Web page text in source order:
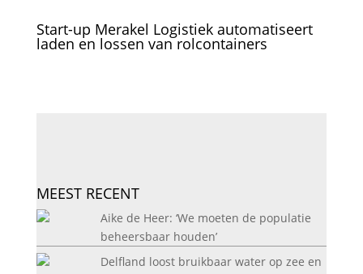
Start-up Merakel Logistiek automatiseert
laden en lossen van rolcontainers
MEEST RECENT
Aike de Heer: ‘We moeten de populatie
beheersbaar houden’
Delfland loost bruikbaar water op zee en